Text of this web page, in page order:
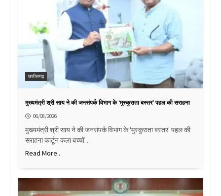
छत्तीसगढ़
मुख्यमंत्री श्री साय ने की जनसंपर्क विभाग के ‘मुस्कुराता बस्तर’ पहल की सराहना
06/08/2026
मुख्यमंत्री श्री साय ने की जनसंपर्क विभाग के 'मुस्कुराता बस्तर' पहल की
सराहना कार्टून कला बच्चों…
Read More..